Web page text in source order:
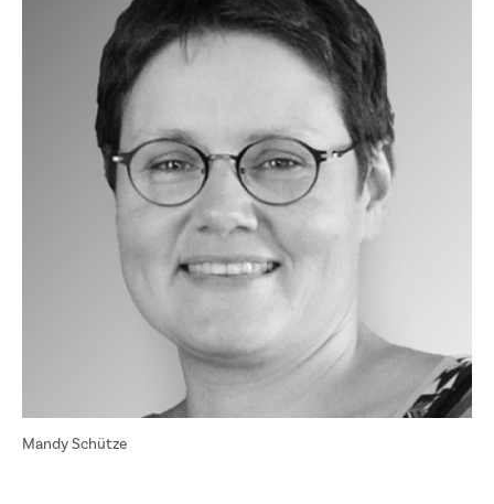
Mandy Schütze